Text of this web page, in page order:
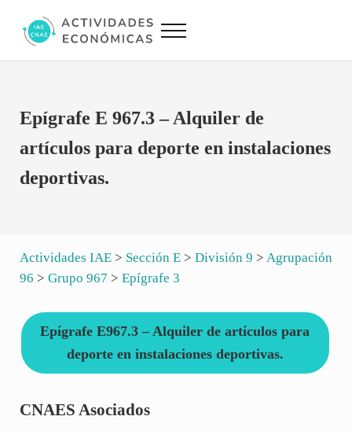
Actividades Económicas IAE CNAE
Menu
Epígrafe E 967.3 – Alquiler de
artículos para deporte en instalaciones
deportivas.
Actividades IAE> Sección E> División 9 > Agrupación
96 > Grupo 967 > Epígrafe 3
Epígrafe E967.3 – Alquiler de artículos para
deporte en instalaciones deportivas.
CNAES Asociados